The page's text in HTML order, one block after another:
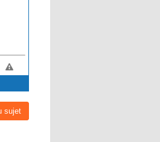
sujet